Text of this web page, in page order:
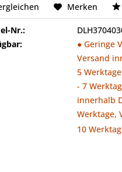
Merken
Nr.:
● Geringe
Versand
5
- 7
innerhalb
Werktage,
10